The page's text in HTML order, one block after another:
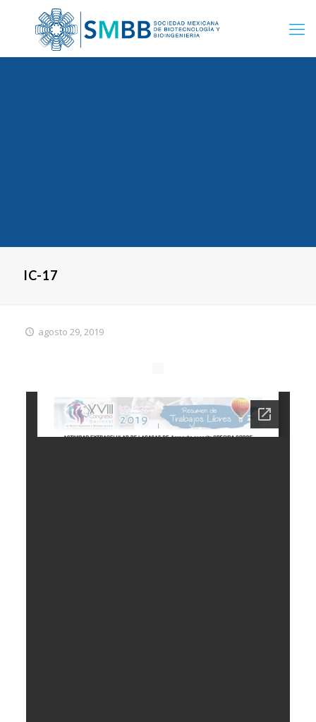
IC-17
agosto 29, 2019